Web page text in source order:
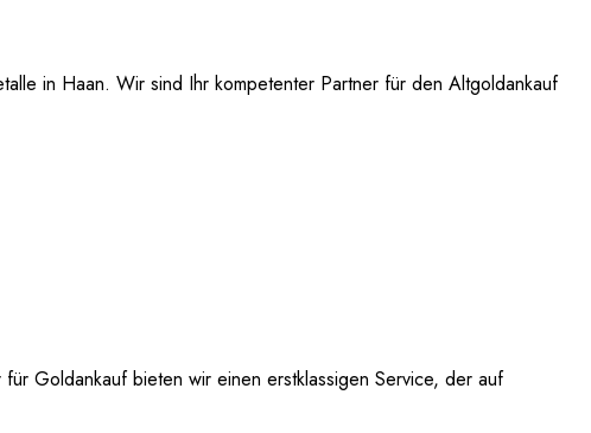
in Haan. Wir sind Ihr kompetenter Partner für den Altgoldankauf
Goldankauf bieten wir einen erstklassigen Service, der auf